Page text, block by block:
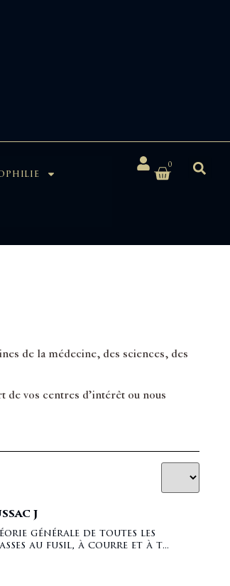
0
de la médecine, des sciences, des
de vos centres d’intérêt ou nous
J
générale de toutes les
au fusil, à courre et à t...